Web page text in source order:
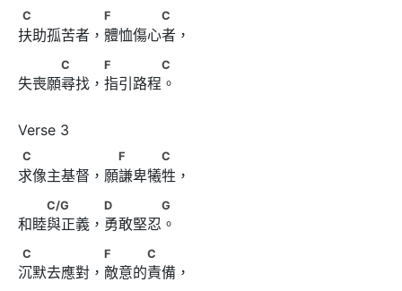
C　　　　　 F　　　　C
C F C
扶助孤苦者，體恤傷心者，
C　　 F　　　　C
C F C
失喪願尋找，指引路程。
C　　　　　 　F　　　C
C F C
求像主基督，願謙卑犧牲，
C/G　　　 D　　　　G
C/G D G
和睦與正義，勇敢堅忍。
C　　　　　 F　　　C
C F C
沉默去應對，敵意的責備，